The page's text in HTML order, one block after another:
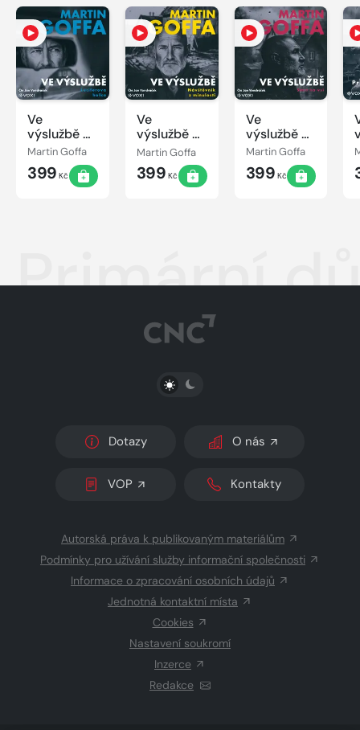
Ve
výslužbě -
Luciferova
holka
Martin Goffa
399 Kč
Ve
výslužbě -
Návštěvník
z minulosti
Martin Goffa
399 Kč
Ve
výslužbě -
Smrt na vsi
Martin Goffa
399 Kč
Primární
PŘEPNOUT SVĚTLÝ/TMAVÝ REŽIM
Dotazy O nás
VOP Kontakty
Autorská práva k publikovaným materiálům
Podmínky pro užívání služby informační společnosti
Informace o zpracování osobních údajů
Jednotná kontaktní místa
Cookies
Nastavení soukromí
Inzerce
Redakce